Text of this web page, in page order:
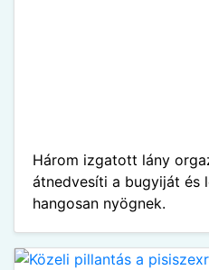
Három izgatott lány
átnedvesíti a bugyiját és
hangosan nyögnek.